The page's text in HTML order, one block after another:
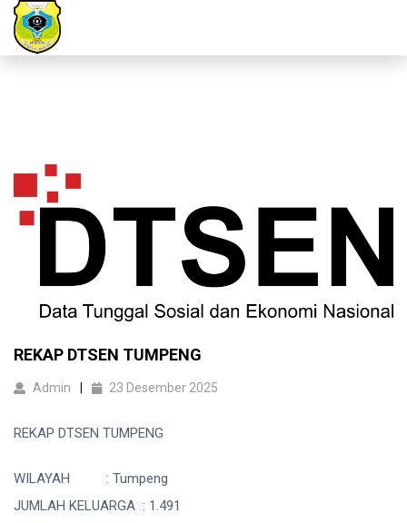
REKAP DTSEN TUMPENG
Admin 23 Desember 2025
REKAP DTSEN TUMPENG
WILAYAH : Tumpeng
JUMLAH KELUARGA : 1.491